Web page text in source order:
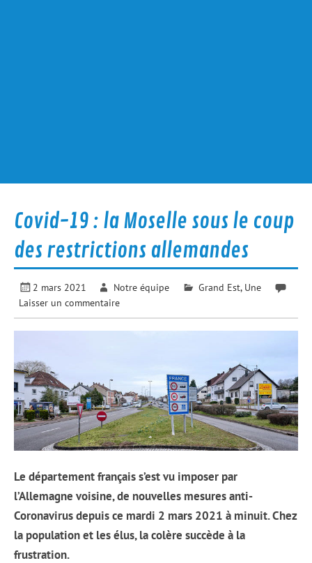
Covid-19 : la Moselle sous le coup
des restrictions allemandes
2 mars 2021 Notre équipe Grand Est, Une
Laisser un commentaire
Le département français s’est vu imposer par
l’Allemagne voisine, de nouvelles mesures anti-
Coronavirus depuis ce mardi 2 mars 2021 à minuit. Chez
la population et les élus, la colère succède à la
frustration.